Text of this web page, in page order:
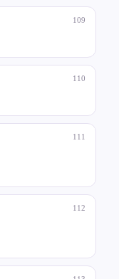
109
110
111
112